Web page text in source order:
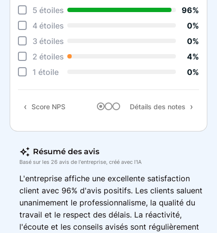
5 étoiles
96%
4 étoiles
0%
3 étoiles
0%
2 étoiles
4%
1 étoile
0%
Score NPS Détails des notes
Résumé des avis
Basé sur les 26 avis de l'entreprise, créé avec l'IA
L'entreprise affiche une excellente satisfaction
client avec 96% d'avis positifs. Les clients saluent
unanimement le professionnalisme, la qualité du
travail et le respect des délais. La réactivité,
l'écoute et les conseils avisés sont régulièrement